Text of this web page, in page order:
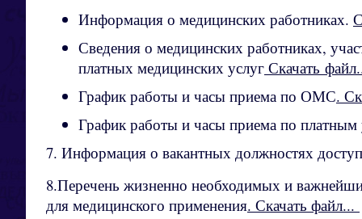
Информация о медицинских работниках.
Сведения о медицинских работниках,
платных медицинских услуг Скачать
График работы и часы приема по ОМС.
График работы и часы приема по платным
7. Информация о вакантных должностях
8.Перечень жизненно необходимых и
для медицинского применения. Скачать файл...